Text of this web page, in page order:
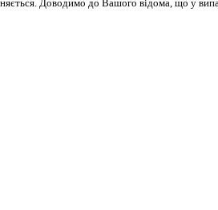
Доводимо до Вашого відома, що у